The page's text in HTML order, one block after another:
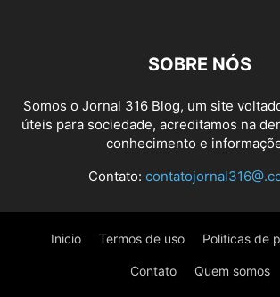
SOBRE NÓS
Somos o Jornal 316 Blog, um site
úteis para sociedade, acreditamos na
conhecimento e
Contato:
Inicio Termos de uso Politicas de
Contato Quem somos